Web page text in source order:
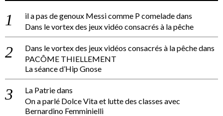
il a pas de genoux Messi comme P comeladedans
Dans le vortex des jeux vidéo consacrés à la pêche
Dans le vortex des jeux vidéos consacrés à la pêchedans
PACÔME THIELLEMENT
La séance d’Hip Gnose
La Patriedans
On a parlé Dolce Vita et lutte des classes avec
Bernardino Femminielli